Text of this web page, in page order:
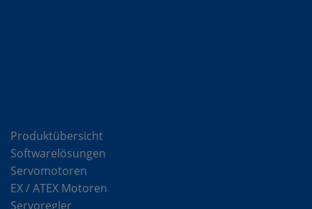
Produktübersicht
Softwarelösungen
Servomotoren
EX / ATEX Motoren
Servoregler